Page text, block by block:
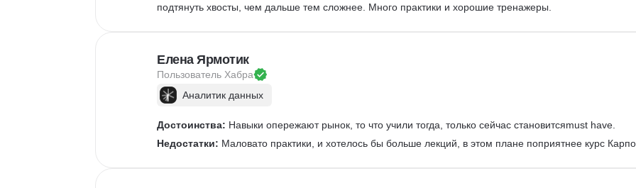
HR-стратегия
подтянуть хвосты, чем дальше тем сложнее. Много практики и хорошие тренажеры.
Елена Ярмотик
Пользователь Хабра
Аналитик данных
Достоинства: Навыки опережают рынок, то что учили тогда, только сейчас становитсяmust have.
Недостатки: Маловато практики, и хотелось бы больше лекций, в этом плане поприятнее курс